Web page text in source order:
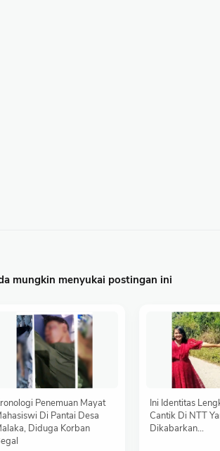
mungkin menyukai postingan ini
Penemuan Mayat
Di Pantai Desa
Diduga Korban
Ini Identitas
Cantik Di NTT
Dikabarkan...